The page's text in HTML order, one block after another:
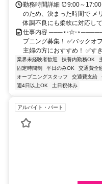
勤務時間詳細 ⏰9:00～
のため、決まった時間で メ
体調不良にも柔軟に対応し
仕事内容
プニング募集！ ✅バックオ
主婦の方におすすめ！ ✅す
業界未経験者歓迎 扶養内勤務OK
固定時間制
平日のみOK 交通費全
オープニングスタッフ
交通費支給
週4日以上OK
土日祝休み
アルバイト・パート